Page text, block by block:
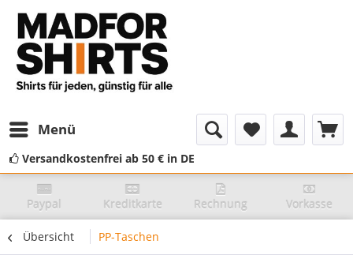
Menü
Versandkostenfrei ab 50 € in DE
Paypal Kreditkarte Rechnung Vorkasse
Übersicht PP-Taschen